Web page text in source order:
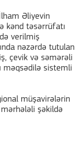
Əliyevin
kənd təsərrüfatı
verilmiş
nəzərdə tutulan
çevik və səmərəli
məqsədilə sistemli
müşavirələrin
şəkildə